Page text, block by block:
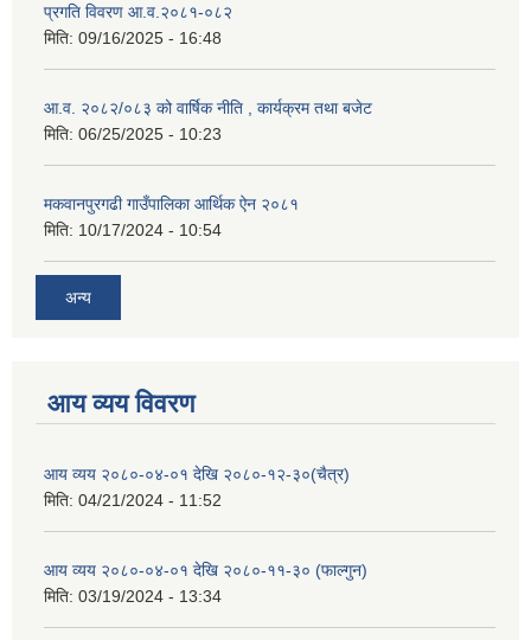
प्रगति विवरण आ.व.२०८१-०८२
मिति: 09/16/2025 - 16:48
आ.व. २०८२/०८३ को वार्षिक नीति , कार्यक्रम तथा बजेट
मिति: 06/25/2025 - 10:23
मकवानपुरगढी गाउँपालिका आर्थिक ‌‌‌ऐन २०८१
मिति: 10/17/2024 - 10:54
अन्य
आय व्यय विवरण
आय व्यय २०८०-०४-०१ देखि २०८०-१२-३०(चैत्र)
मिति: 04/21/2024 - 11:52
आय व्यय २०८०-०४-०१ देखि २०८०-११-३० (फाल्गुन)
मिति: 03/19/2024 - 13:34